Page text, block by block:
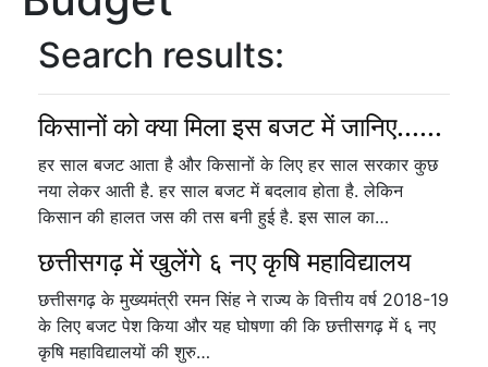
Search results:
किसानों को क्या मिला इस बजट में जानिए......
हर साल बजट आता है और किसानों के लिए हर साल सरकार कुछ
नया लेकर आती है. हर साल बजट में बदलाव होता है. लेकिन
किसान की हालत जस की तस बनी हुई है. इस साल का…
छत्तीसगढ़ में खुलेंगे ६ नए कृषि महाविद्यालय
छत्तीसगढ़ के मुख्यमंत्री रमन सिंह ने राज्य के वित्तीय वर्ष 2018-19
के लिए बजट पेश किया और यह घोषणा की कि छत्तीसगढ़ में ६ नए
कृषि महाविद्यालयों की शुरु…